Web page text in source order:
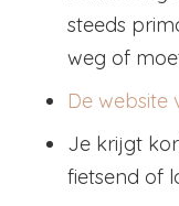
steeds
weg of
De website
Je krijgt
fietsend of